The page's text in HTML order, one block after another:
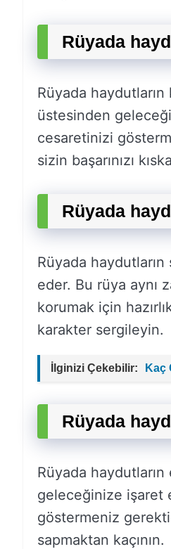
Rüyada
Rüyada haydutların
üstesinden
cesaretinizi
sizin başarınızı
Rüyada
Rüyada
eder. Bu rüya aynı
korumak için
karakter sergileyin.
İlginizi Çekebilir: Kaç
Rüyada
Rüyada haydutların
geleceğinize işaret
göstermeniz
sapmaktan kaçının.